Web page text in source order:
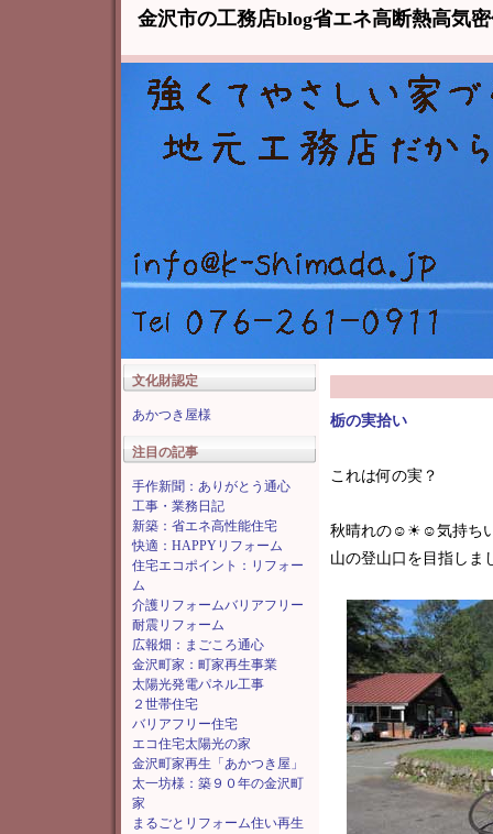
金沢市の工務店blog省エネ高断熱高気
文化財認定
あかつき屋様
注目の記事
手作新聞：ありがとう通心
工事・業務日記
新築：省エネ高性能住宅
快適：HAPPYリフォーム
住宅エコポイント：リフォー
ム
介護リフォームバリアフリー
耐震リフォーム
広報畑：まごころ通心
金沢町家：町家再生事業
太陽光発電パネル工事
２世帯住宅
バリアフリー住宅
エコ住宅太陽光の家
金沢町家再生「あかつき屋」
太一坊様：築９０年の金沢町
家
まるごとリフォーム住い再生
栃の実拾い
これは何の実？
秋晴れの☺☀☺気持ちい
山の登山口を目指しま